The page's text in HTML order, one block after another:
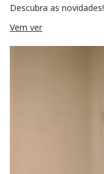
Descubra as novidades!
Vem ver